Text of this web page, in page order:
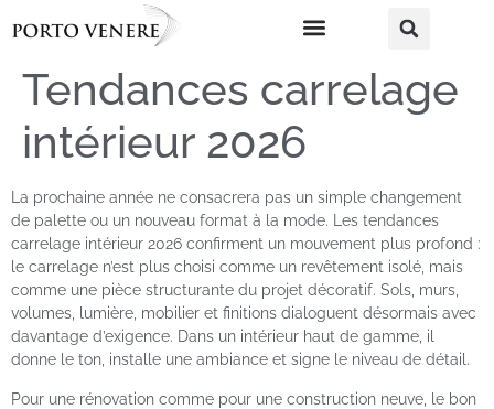
Tendances carrelage
intérieur 2026
La prochaine année ne consacrera pas un simple changement
de palette ou un nouveau format à la mode. Les tendances
carrelage intérieur 2026 confirment un mouvement plus profond :
le carrelage n’est plus choisi comme un revêtement isolé, mais
comme une pièce structurante du projet décoratif. Sols, murs,
volumes, lumière, mobilier et finitions dialoguent désormais avec
davantage d’exigence. Dans un intérieur haut de gamme, il
donne le ton, installe une ambiance et signe le niveau de détail.
Pour une rénovation comme pour une construction neuve, le bon